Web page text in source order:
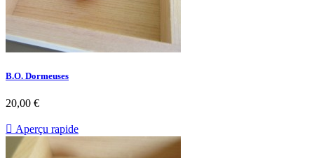
B.O. Dormeuses
20,00 €
 Aperçu rapide